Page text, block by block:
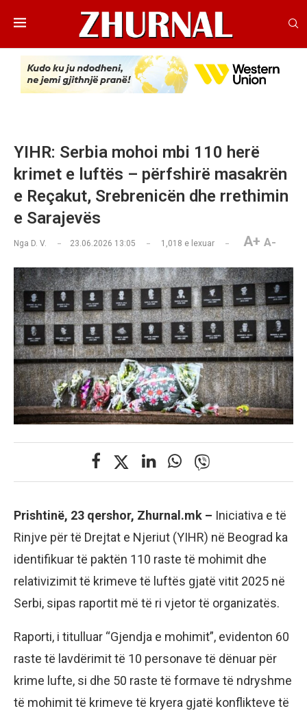
YIHR: Serbia mohoi mbi 110 herë
krimet e luftës – përfshirë masakrën
e Reçakut, Srebrenicën dhe rrethimin
e Sarajevës
Nga D. V. 23.06.2026 13:05 1,018 e lexuar A+ A-
Prishtinë, 23 qershor, Zhurnal.mk – Iniciativa e të
Rinjve për të Drejtat e Njeriut (YIHR) në Beograd ka
identifikuar të paktën 110 raste të mohimit dhe
relativizimit të krimeve të luftës gjatë vitit 2025 në
Serbi, sipas raportit më të ri vjetor të organizatës.
Raporti, i titulluar “Gjendja e mohimit”, evidenton 60
raste të lavdërimit të 10 personave të dënuar për
krime lufte, si dhe 50 raste të formave të ndryshme
të mohimit të krimeve të kryera gjatë konflikteve të